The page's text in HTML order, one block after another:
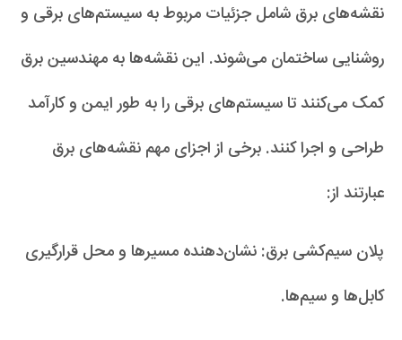
نقشه‌های برق شامل جزئیات مربوط به سیستم‌های برقی و
روشنایی ساختمان می‌شوند. این نقشه‌ها به مهندسین برق
کمک می‌کنند تا سیستم‌های برقی را به طور ایمن و کارآمد
طراحی و اجرا کنند. برخی از اجزای مهم نقشه‌های برق
عبارتند از:
پلان سیم‌کشی برق: نشان‌دهنده مسیرها و محل قرارگیری
کابل‌ها و سیم‌ها.